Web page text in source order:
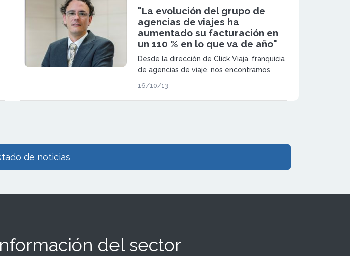
de Viajes que parecen siempre las mismas
y que todas ofrecen lo mismo.
"La evolución del grupo de
agencias de viajes ha
aumentado su facturación en
un 110 % en lo que va de año"
Desde la dirección de Click Viaja, franquicia
de agencias de viaje, nos encontramos
y propiedad eran de otro grupo turístico
16/10/13
de noticias
del sector